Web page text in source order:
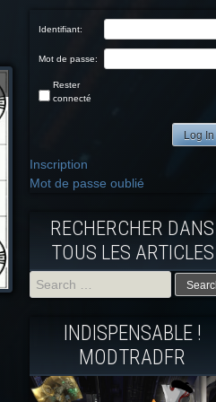
Identifiant:
Mot de passe:
Rester
connecté
Log In
Inscription
Mot de passe oublié
RECHERCHER DANS
TOUS LES ARTICLES
Search
for:
INDISPENSABLE !
MODTRADFR